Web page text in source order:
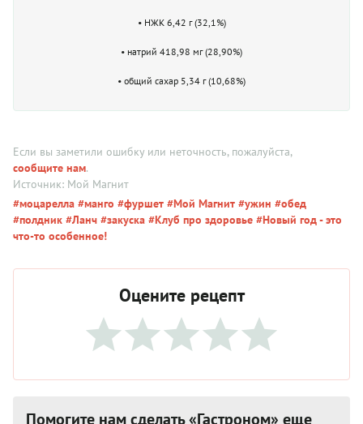
• НЖК 6,42 г (32,1%)
• натрий 418,98 мг (28,90%)
• общий сахар 5,34 г (10,68%)
Если вы заметили ошибку или неточность, пожалуйста,
сообщите нам.
Источник: Мой Магнит
#моцарелла #манго #фуршет #Мой Магнит #ужин #обед
#полдник #Ланч #закуска #Клуб про здоровье #Новый год - это
что-то особенное!
Оцените рецепт
Помогите нам сделать «Гастроном» еще